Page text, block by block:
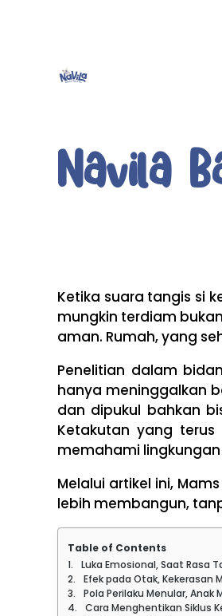
Navila
Ketika suara tangis si
mungkin terdiam
aman. Rumah, yang
Penelitian dalam
hanya meninggalkan
dan dipukul bahkan
Ketakutan yang
memahami lingkungan
Melalui artikel ini,
lebih membangun,
Table of Contents
Luka Emosional, Saat Rasa
Efek pada Otak, Kekerasan
Pola Perilaku Menular, Anak
Cara Menghentikan Siklus